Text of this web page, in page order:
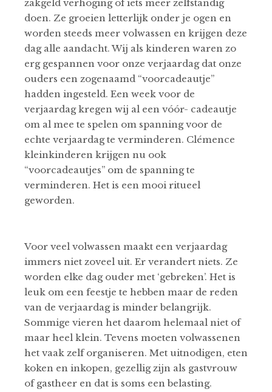
zakgeld verhoging of iets meer zelfstandig
doen. Ze groeien letterlijk onder je ogen en
worden steeds meer volwassen en krijgen deze
dag alle aandacht. Wij als kinderen waren zo
erg gespannen voor onze verjaardag dat onze
ouders een zogenaamd “voorcadeautje”
hadden ingesteld. Een week voor de
verjaardag kregen wij al een vóór- cadeautje
om al mee te spelen om spanning voor de
echte verjaardag te verminderen. Clémence
kleinkinderen krijgen nu ook
“voorcadeautjes” om de spanning te
verminderen. Het is een mooi ritueel
geworden.
Voor veel volwassen maakt een verjaardag
immers niet zoveel uit. Er verandert niets. Ze
worden elke dag ouder met ‘gebreken’. Het is
leuk om een feestje te hebben maar de reden
van de verjaardag is minder belangrijk.
Sommige vieren het daarom helemaal niet of
maar heel klein. Tevens moeten volwassenen
het vaak zelf organiseren. Met uitnodigen, eten
koken en inkopen, gezellig zijn als gastvrouw
of gastheer en dat is soms een belasting.